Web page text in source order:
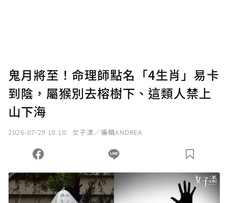
鬼月將至！命理師點名「4生肖」易卡
到陰，屬猴別去榕樹下、這類人禁上
山下海
2026-07-29 18:10 女子漾／編輯ANDREA